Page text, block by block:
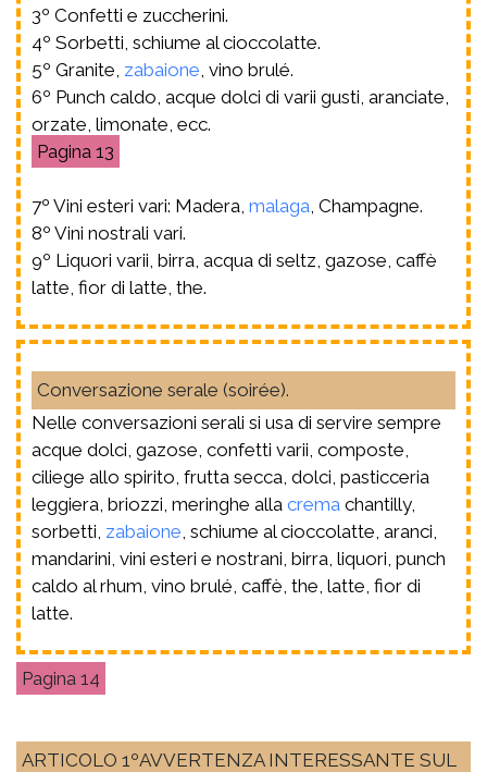
3º Confetti e zuccherini.
4º Sorbetti, schiume al cioccolatte.
5º Granite, zabaione , vino brulé.
6º Punch caldo, acque dolci di varii gusti, aranciate,
orzate, limonate, ecc.
13
7º Vini esteri vari: Madera, malaga , Champagne.
8º Vini nostrali vari.
9º Liquori varii, birra, acqua di seltz, gazose, caffè
latte, fior di latte, the.
Conversazione serale (soirée).
Nelle conversazioni serali si usa di servire sempre
acque dolci, gazose, confetti varii, composte,
ciliege allo spirito, frutta secca, dolci, pasticceria
leggiera, briozzi, meringhe alla crema chantilly,
sorbetti, zabaione , schiume al cioccolatte, aranci,
mandarini, vini esteri e nostrani, birra, liquori, punch
caldo al rhum, vino brulé, caffè, the, latte, fior di
latte.
14
ARTICOLO 1ºAVVERTENZA INTERESSANTE SUL